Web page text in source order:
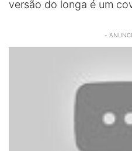
versão do longa é um
-